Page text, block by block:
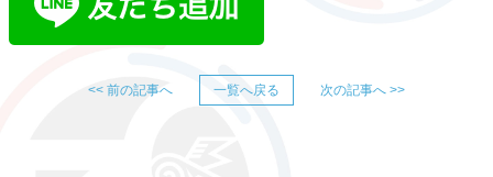
<< 前の記事へ 一覧へ戻る 次の記事へ >>